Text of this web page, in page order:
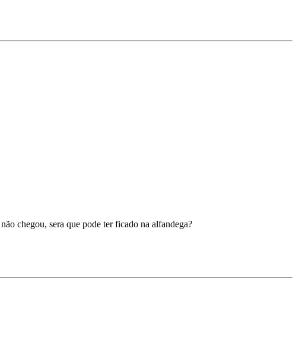
chegou, sera que pode ter ficado na alfandega?